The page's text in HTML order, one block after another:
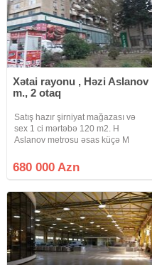
Xətai rayonu , Həzi Aslanov
m., 2 otaq
Satış hazır şirniyat mağazası və
sex 1 ci mərtəbə 120 m2. H
Aslanov metrosu əsas küçə M
küçələrinin kəsişməsi. Metroya
maksimum yaxın. Qapı və vitrinlər
İcarədarı var
680 000 Azn